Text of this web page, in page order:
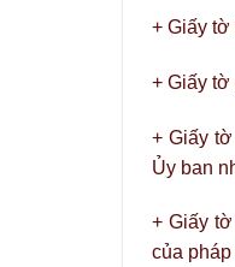
+ Giấy tờ
+ Giấy
+ Giấy
Ủy ban
+ Giấy
của pháp